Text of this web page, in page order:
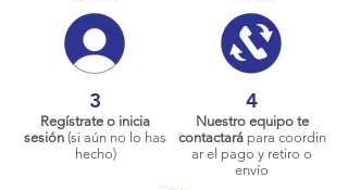
3
Regístrate o inicia
sesión (si aún no lo has
hecho)
4
Nuestro equipo te
contactarápara coordin
ar el pago y retiro o
envío